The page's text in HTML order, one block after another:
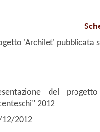
'Archilet' pubblicata
del
2012
12/2012